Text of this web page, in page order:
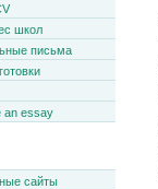
школ
письма
an essay
сайты